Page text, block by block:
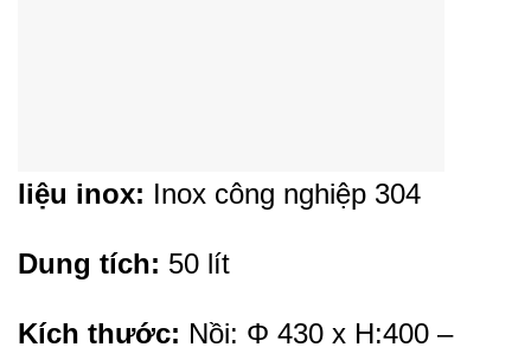
liệu inox: Inox công nghiệp 304
Dung tích: 50 lít
Kích thước: Nồi: Φ 430 x H:400 –